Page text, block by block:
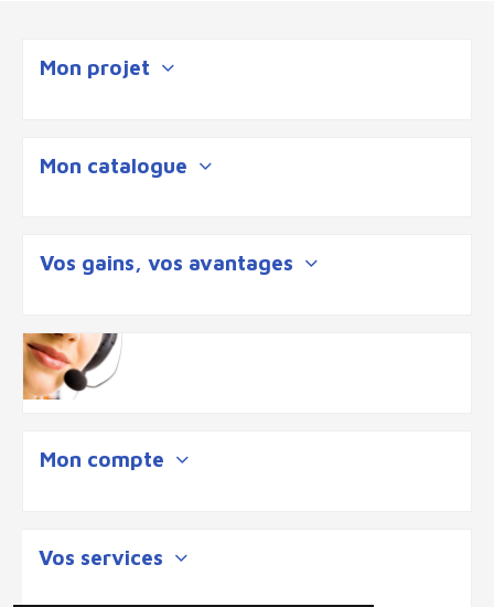
Mon projet
Mon catalogue
Vos gains, vos avantages
Mon compte
Vos services